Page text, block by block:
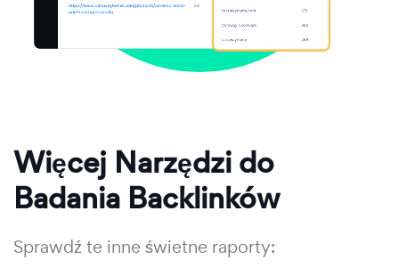
Więcej Narzędzi do
Badania Backlinków
Sprawdź te inne świetne raporty: